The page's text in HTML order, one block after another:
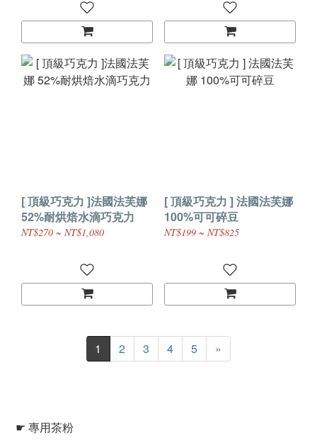
[ 頂級巧克力 ]法國法芙娜
52%耐烘焙水滴巧克力
NT$270 ~ NT$1,080
[ 頂級巧克力 ] 法國法芙娜
100%可可碎豆
NT$199 ~ NT$825
1 2 3 4 5 »
☛ 專用茶粉